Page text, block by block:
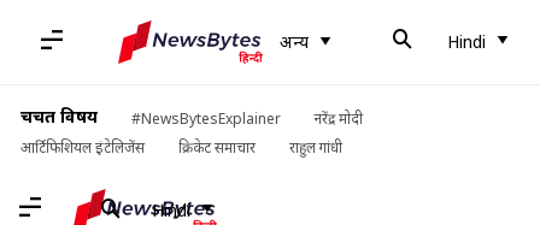
अन्य Hindi
चर्चित विषय #NewsBytesExplainer
नरेंद्र मोदी
आर्टिफिशियल इंटेलिजेंस
क्रिकेट समाचार राहुल गांधी
Hindi